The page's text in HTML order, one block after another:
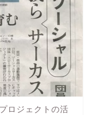
ロジェクトの活